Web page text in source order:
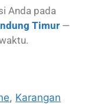
Anda pada
Timur —
, Karangan